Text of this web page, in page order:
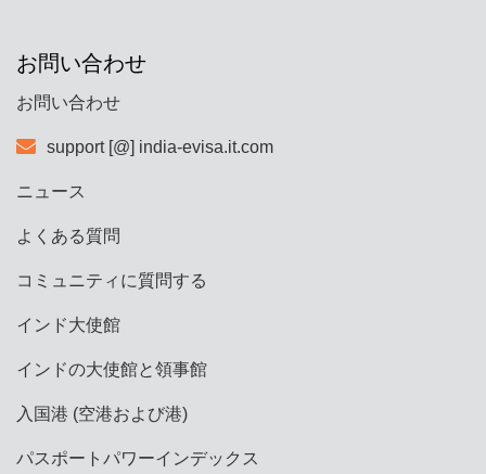
お問い合わせ
お問い合わせ
support [@] india-evisa.it.com
ニュース
よくある質問
コミュニティに質問する
インド大使館
インドの大使館と領事館
入国港 (空港および港)
パスポートパワーインデックス